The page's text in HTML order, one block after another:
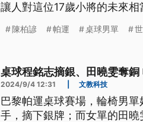
讓人對這位17歲小將的未來相
陳柏諺 帕運 桌球男單
桌球程銘志摘銀、田曉雯奪
2024/9/4 12:31 文教科技
巴黎帕運桌球賽場，輪椅男
手，摘下銀牌；而女單的田